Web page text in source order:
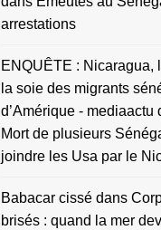
arrestations
ENQUÊTE : Nicaragua,
la soie des migrants
d’Amérique - mediaactu
Mort de plusieurs
joindre les Usa par le
Babacar cissé dans
brisés : quand la mer